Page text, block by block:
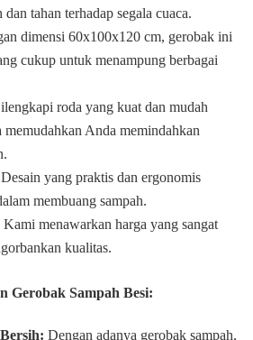
tahan terhadap segala cuaca.
dimensi 60x100x120 cm, gerobak ini
cukup untuk menampung berbagai
roda yang kuat dan mudah
memudahkan Anda memindahkan
Desain yang praktis dan ergonomis
membuang sampah.
Kami menawarkan harga yang sangat
kualitas.
Gerobak Sampah Besi:
Dengan adanya gerobak sampah,